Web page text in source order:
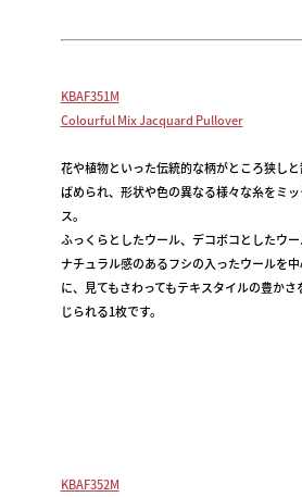
KBAF351M
Colourful Mix Jacquard Pullover
花や植物といった伝統的な柄がところ狭しと
ばめられ、形状や色の異なる様々な糸をミッ
ス。
ふっくらとしたウール、デコボコとしたウー
ナチュラル感のあるフシの入ったウールを
に、見てもさわってもテキスタイルの豊かさ
じられる1枚です。
KBAF352M